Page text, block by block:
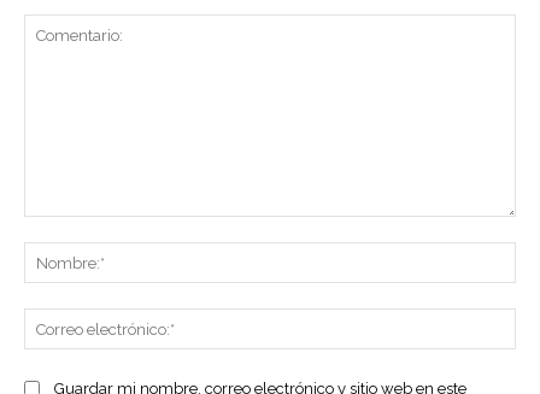
Guardar mi nombre, correo electrónico y sitio web en este